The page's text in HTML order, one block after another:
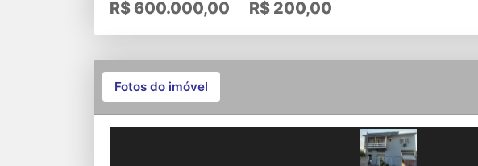
R$ 600.000,00 R$ 200,00
Fotos do imóvel